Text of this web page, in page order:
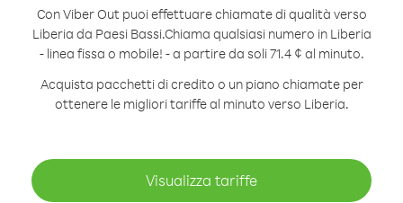
Con Viber Out puoi effettuare chiamate di qualità verso
Liberia da Paesi Bassi.Chiama qualsiasi numero in Liberia
- linea fissa o mobile! - a partire da soli 71.4 ¢ al minuto.
Acquista pacchetti di credito o un piano chiamate per
ottenere le migliori tariffe al minuto verso Liberia.
Visualizza tariffe